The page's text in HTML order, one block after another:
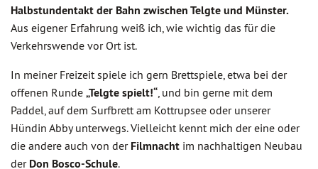
Halbstundentakt der Bahn zwischen Telgte und Münster.
Aus eigener Erfahrung weiß ich, wie wichtig das für die
Verkehrswende vor Ort ist.
In meiner Freizeit spiele ich gern Brettspiele, etwa bei der
offenen Runde „Telgte spielt!“ , und bin gerne mit dem
Paddel, auf dem Surfbrett am Kottrupsee oder unserer
Hündin Abby unterwegs. Vielleicht kennt mich der eine oder
die andere auch von der Filmnacht im nachhaltigen Neubau
derDon Bosco-Schule.